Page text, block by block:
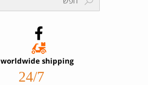
worldwide shipping
24/7